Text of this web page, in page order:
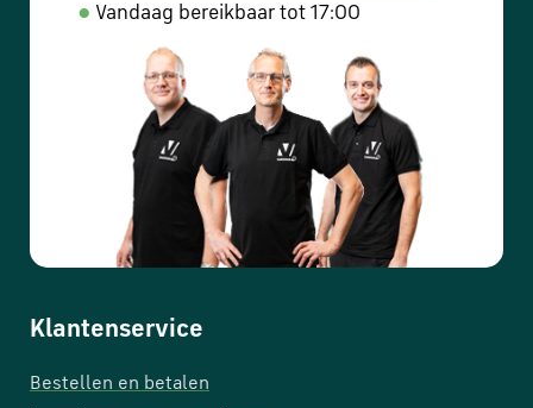
● Vandaag bereikbaar tot 17:00
Klantenservice
Bestellen en betalen